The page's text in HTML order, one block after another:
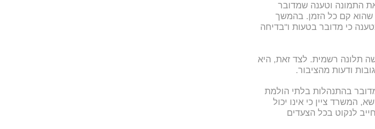
התמונה וטענה שמדובר
שהוא קם כל הזמן. בהמשך
כי מדובר בטעות ו"בדיחה
תלונה רשמית. לצד זאת, היא
ודעות מהציבור.
בהתנהלות בלתי הולמת
המשרד ציין כי אינו יכול
לנקוט בכל הצעדים